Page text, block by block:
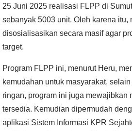
25 Juni 2025 realisasi FLPP di
sebanyak 5003 unit. Oleh karena itu,
disosialisasikan secara masif agar
target.
Program FLPP ini, menurut Heru,
kemudahan untuk masyarakat,
ringan, program ini juga mewajibkan
tersedia. Kemudian dipermudah
aplikasi Sistem Informasi KPR